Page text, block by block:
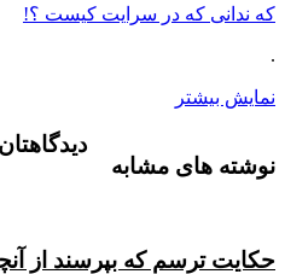
که ندانى که در سرایت کیست ؟!
.
نمایش بیشتر
نوشته های مشابه
حکایت ترسم که بپرسند از